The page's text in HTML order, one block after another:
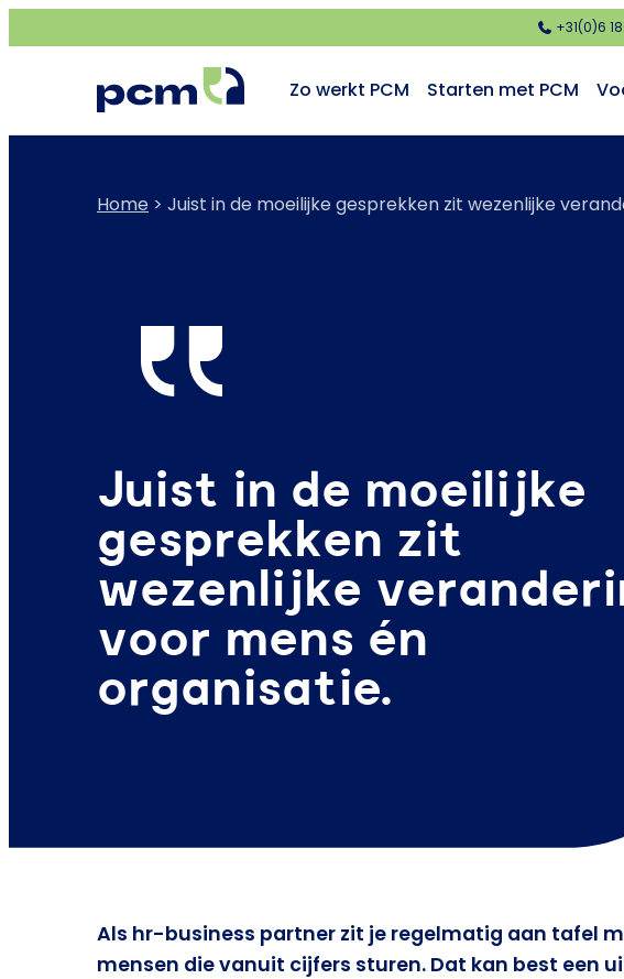
+31(0)6
Zo werkt PCM Starten met PCM
Home > Juist in de moeilijke gesprekken zit wezenlijke
Juist in de moeilijke
gesprekken zit
wezenlijke
voor mens én
organisatie.
Als hr-business partner zit je regelmatig aan tafel
mensen die vanuit cijfers sturen. Dat kan best een